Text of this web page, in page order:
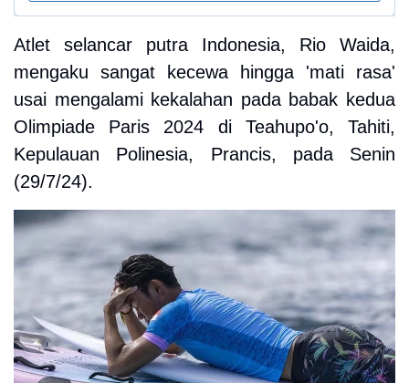
Atlet selancar putra Indonesia, Rio Waida,
mengaku sangat kecewa hingga 'mati rasa'
usai mengalami kekalahan pada babak kedua
Olimpiade Paris 2024 di Teahupo'o, Tahiti,
Kepulauan Polinesia, Prancis, pada Senin
(29/7/24).